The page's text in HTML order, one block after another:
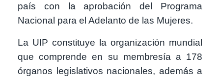
país con la aprobación del Programa
Nacional para el Adelanto de las Mujeres.
La UIP constituye la organización mundial
que comprende en su membresía a 178
órganos legislativos nacionales, además a